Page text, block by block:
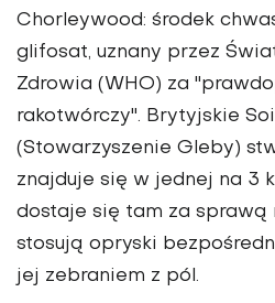
Chorleywood: środek
glifosat, uznany przez
Zdrowia (WHO) za
rakotwórczy". Brytyjskie
(Stowarzyszenie Gleby)
znajduje się w jednej na 3
dostaje się tam za sprawą
stosują opryski
jej zebraniem z pól.